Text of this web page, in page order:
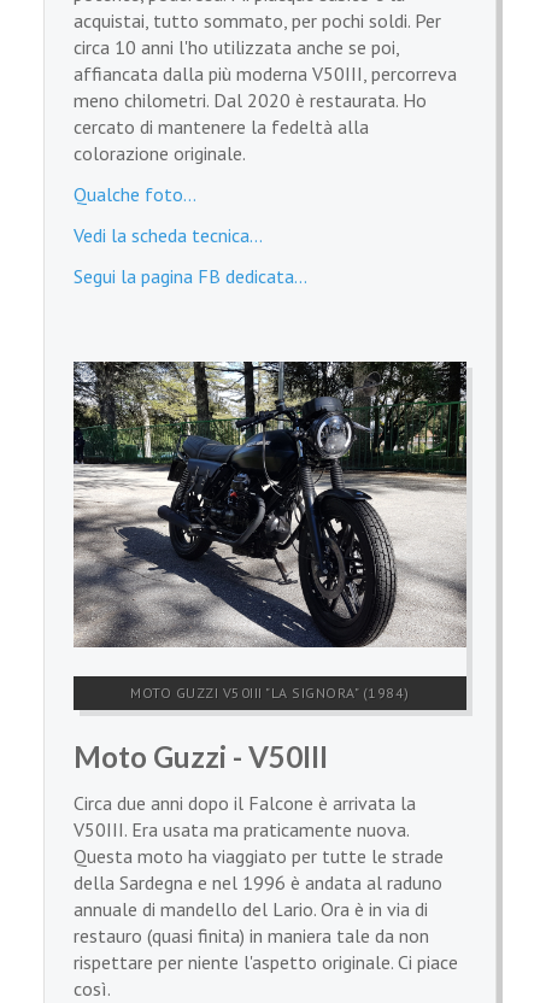
acquistai, tutto sommato, per pochi soldi. Per
circa 10 anni l'ho utilizzata anche se poi,
affiancata dalla più moderna V50III, percorreva
meno chilometri. Dal 2020 è restaurata. Ho
cercato di mantenere la fedeltà alla
colorazione originale.
Qualche foto...
Vedi la scheda tecnica...
Segui la pagina FB dedicata...
MOTO GUZZI V50III "LA SIGNORA" (1984)
Moto Guzzi - V50III
Circa due anni dopo il Falcone è arrivata la
V50III. Era usata ma praticamente nuova.
Questa moto ha viaggiato per tutte le strade
della Sardegna e nel 1996 è andata al raduno
annuale di mandello del Lario. Ora è in via di
restauro (quasi finita) in maniera tale da non
rispettare per niente l'aspetto originale. Ci piace
così.